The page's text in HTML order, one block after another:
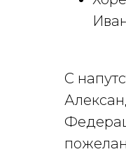
С